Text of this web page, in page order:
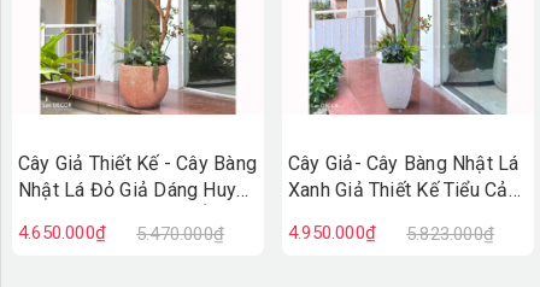
Cây Giả Thiết Kế - Cây Bàng
Nhật Lá Đỏ Giả Dáng Huyền
Tượng (220cm)- CC1384
4.650.000₫ 5.470.000₫
Cây Giả- Cây Bàng Nhật Lá
Xanh Giả Thiết Kế Tiểu Cảnh
Gian Mới Lạ (230cm)-
4.950.000₫ 5.823.000₫